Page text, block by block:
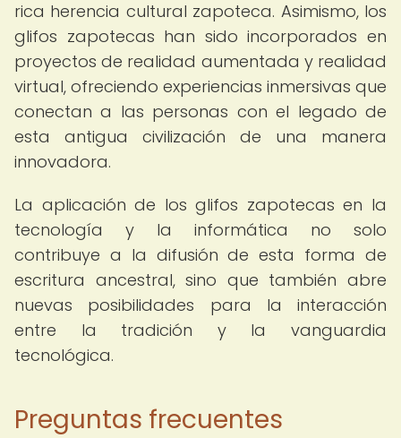
rica herencia cultural zapoteca. Asimismo, los
glifos zapotecas han sido incorporados en
proyectos de realidad aumentada y realidad
virtual, ofreciendo experiencias inmersivas que
conectan a las personas con el legado de
esta antigua civilización de una manera
innovadora.
La aplicación de los glifos zapotecas en la
tecnología y la informática no solo
contribuye a la difusión de esta forma de
escritura ancestral, sino que también abre
nuevas posibilidades para la interacción
entre la tradición y la vanguardia
tecnológica.
Preguntas frecuentes